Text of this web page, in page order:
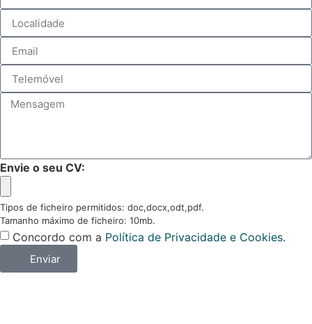
Envie o seu CV:
Tipos de ficheiro permitidos: doc,docx,odt,pdf.
Tamanho máximo de ficheiro: 10mb.
Concordo com a Política de Privacidade e Cookies.
Enviar